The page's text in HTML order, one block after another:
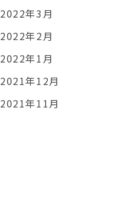
2022年3月
2022年2月
2022年1月
2021年12月
2021年11月